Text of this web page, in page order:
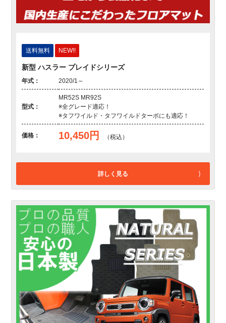
送料無料 NEW!!
新型 ハスラー プレイドシリーズ
年式： 2020/1～
型式：
MR52S MR92S
※全グレード適応！
※タフワイルド・タフワイルドターボにも適応！
価格： 10,450円 （税込）
詳しく見る